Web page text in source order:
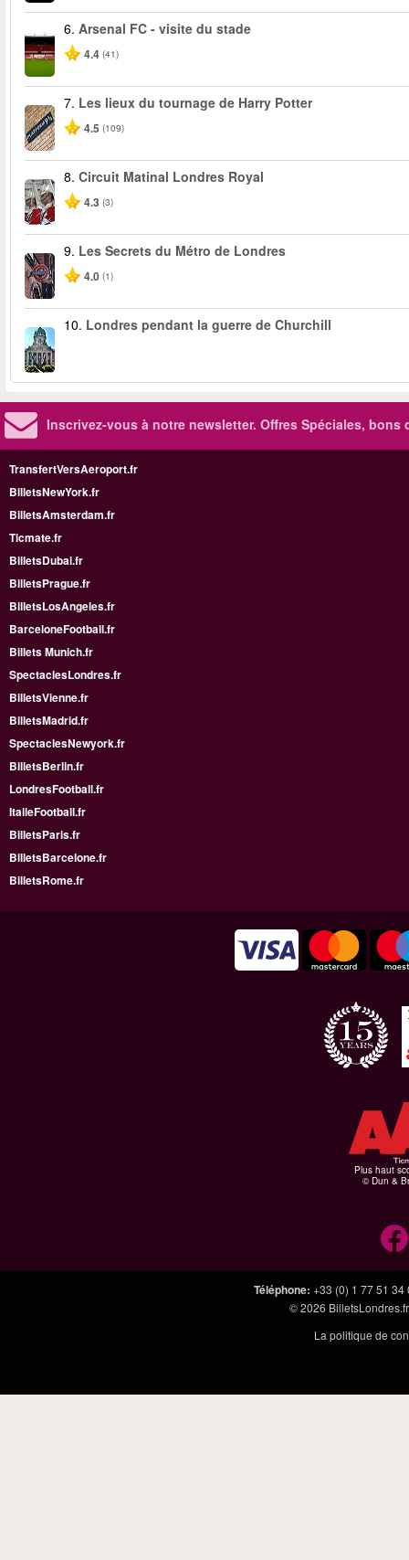
6. Arsenal FC - visite du stade
4.4 (41)
7. Les lieux du tournage de Harry Potter
4.5 (109)
8. Circuit Matinal Londres Royal
4.3 (3)
9. Les Secrets du Métro de Londres
4.0 (1)
10. Londres pendant la guerre de Churchill
Inscrivez-vous à notre newsletter. Offres Spéciales, bons
TransfertVersAeroport.fr
BilletsNewYork.fr
BilletsAmsterdam.fr
Ticmate.fr
BilletsDubai.fr
BilletsPrague.fr
BilletsLosAngeles.fr
BarceloneFootball.fr
Billets Munich.fr
SpectaclesLondres.fr
BilletsVienne.fr
BilletsMadrid.fr
SpectaclesNewyork.fr
BilletsBerlin.fr
LondresFootball.fr
ItalieFootball.fr
BilletsParis.fr
BilletsBarcelone.fr
BilletsRome.fr
Plus haut
© Dun &
Téléphone: +33 (0) 1 77 51 34
© 2026 BilletsLondres.fr
La politique de